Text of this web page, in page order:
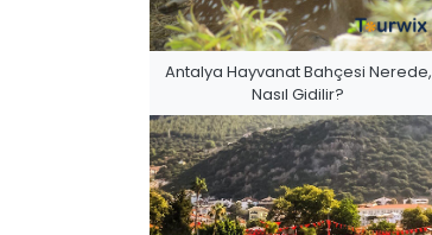
Antalya Hayvanat Bahçesi Nerede,
Nasıl Gidilir?